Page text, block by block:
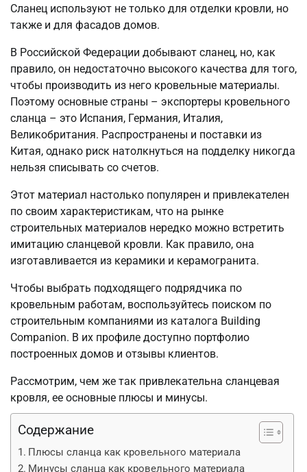
Сланец используют не только для отделки кровли, но
также и для фасадов домов.
В Российской Федерации добывают сланец, но, как
правило, он недостаточно высокого качества для того,
чтобы производить из него кровельные материалы.
Поэтому основные страны – экспортеры кровельного
сланца – это Испания, Германия, Италия,
Великобритания. Распространены и поставки из
Китая, однако риск натолкнуться на подделку никогда
нельзя списывать со счетов.
Этот материал настолько популярен и привлекателен
по своим характеристикам, что на рынке
строительных материалов нередко можно встретить
имитацию сланцевой кровли. Как правило, она
изготавливается из керамики и керамогранита.
Чтобы выбрать подходящего подрядчика по
кровельным работам, воспользуйтесь поиском по
строительным компаниями из каталога Building
Companion. В их профиле доступно портфолио
построенных домов и отзывы клиентов.
Рассмотрим, чем же так привлекательна сланцевая
кровля, ее основные плюсы и минусы.
Содержание
Плюсы сланца как кровельного материала
Минусы сланца как кровельного материала